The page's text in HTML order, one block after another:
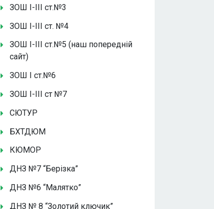
ЗОШ І-ІІІ ст.№3
ЗОШ І-ІІІ ст. №4
ЗОШ І-ІІІ ст.№5 (наш попередній
сайт)
ЗОШ І ст.№6
ЗОШ І-ІІІ ст №7
СЮТУР
БХТДЮМ
КЮМОР
ДНЗ №7 “Берізка”
ДНЗ №6 “Малятко”
ДНЗ № 8 “Золотий ключик”